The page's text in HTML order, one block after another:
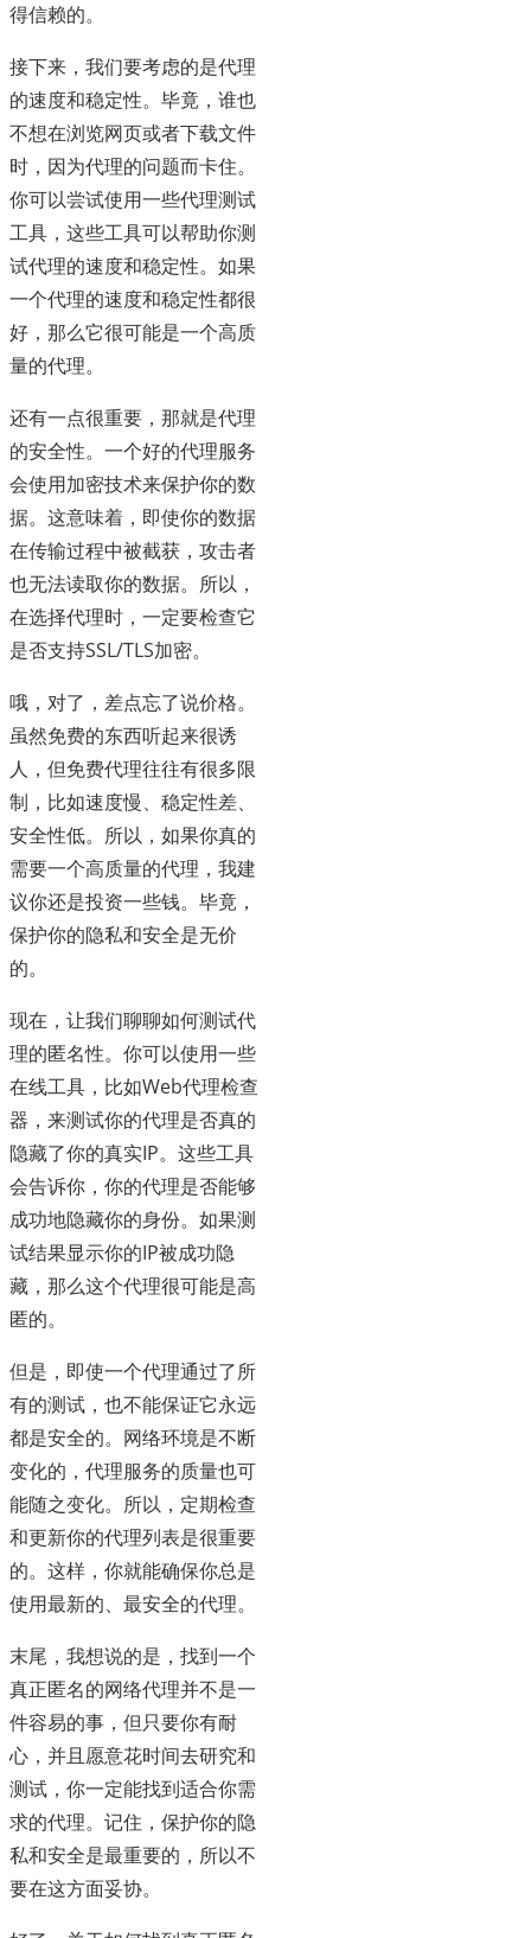
得信赖的。
接下来，我们要考虑的是代理
的速度和稳定性。毕竟，谁也
不想在浏览网页或者下载文件
时，因为代理的问题而卡住。
你可以尝试使用一些代理测试
工具，这些工具可以帮助你测
试代理的速度和稳定性。如果
一个代理的速度和稳定性都很
好，那么它很可能是一个高质
量的代理。
还有一点很重要，那就是代理
的安全性。一个好的代理服务
会使用加密技术来保护你的数
据。这意味着，即使你的数据
在传输过程中被截获，攻击者
也无法读取你的数据。所以，
在选择代理时，一定要检查它
是否支持SSL/TLS加密。
哦，对了，差点忘了说价格。
虽然免费的东西听起来很诱
人，但免费代理往往有很多限
制，比如速度慢、稳定性差、
安全性低。所以，如果你真的
需要一个高质量的代理，我建
议你还是投资一些钱。毕竟，
保护你的隐私和安全是无价
的。
现在，让我们聊聊如何测试代
理的匿名性。你可以使用一些
在线工具，比如Web代理检查
器，来测试你的代理是否真的
隐藏了你的真实IP。这些工具
会告诉你，你的代理是否能够
成功地隐藏你的身份。如果测
试结果显示你的IP被成功隐
藏，那么这个代理很可能是高
匿的。
但是，即使一个代理通过了所
有的测试，也不能保证它永远
都是安全的。网络环境是不断
变化的，代理服务的质量也可
能随之变化。所以，定期检查
和更新你的代理列表是很重要
的。这样，你就能确保你总是
使用最新的、最安全的代理。
末尾，我想说的是，找到一个
真正匿名的网络代理并不是一
件容易的事，但只要你有耐
心，并且愿意花时间去研究和
测试，你一定能找到适合你需
求的代理。记住，保护你的隐
私和安全是最重要的，所以不
要在这方面妥协。